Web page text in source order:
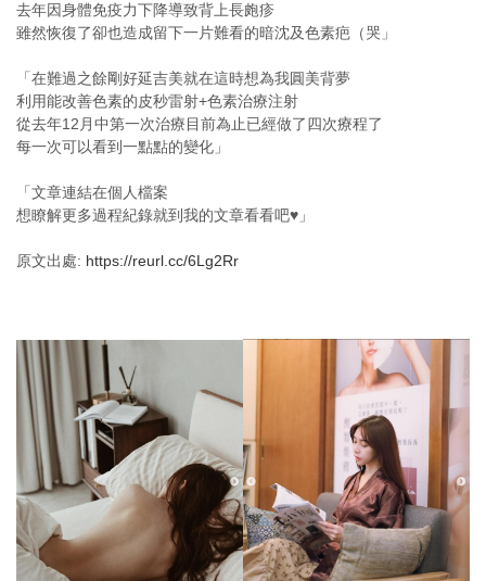
去年因身體免疫力下降導致背上長皰疹
雖然恢復了卻也造成留下一片難看的暗沈及色素疤（哭」
「在難過之餘剛好延吉美就在這時想為我圓美背夢
利用能改善色素的皮秒雷射+色素治療注射
從去年12月中第一次治療目前為止已經做了四次療程了
每一次可以看到一點點的變化」
「文章連結在個人檔案
想瞭解更多過程紀錄就到我的文章看看吧♥」
原文出處: https://reurl.cc/6Lg2Rr